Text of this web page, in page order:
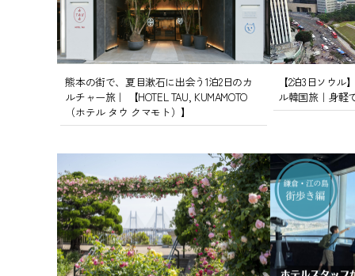
熊本の街で、夏目漱石に出会う1泊2日のカ
ルチャー旅｜ 【HOTEL TAU, KUMAMOTO
（ホテル タウ クマモト）】
【2泊3日ソウ
ル韓国旅｜身軽